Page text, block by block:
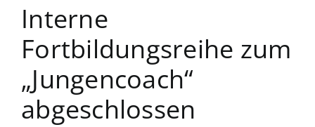
Interne
Fortbildungsreihe zum
„Jungencoach“
abgeschlossen